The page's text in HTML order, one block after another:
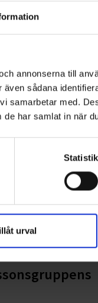
annonserna till
sådana
samarbetar med.
har samlat in när
Statistik
urval
i
av